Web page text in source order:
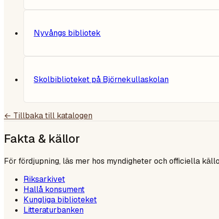
Nyvångs bibliotek
Skolbiblioteket på Björnekullaskolan
← Tillbaka till katalogen
Fakta & källor
För fördjupning, läs mer hos myndigheter och officiella
Riksarkivet
Hallå konsument
Kungliga biblioteket
Litteraturbanken